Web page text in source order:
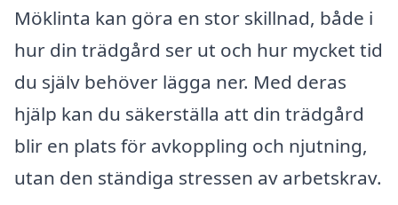
Möklinta kan göra en stor skillnad, både i
hur din trädgård ser ut och hur mycket tid
du själv behöver lägga ner. Med deras
hjälp kan du säkerställa att din trädgård
blir en plats för avkoppling och njutning,
utan den ständiga stressen av arbetskrav.